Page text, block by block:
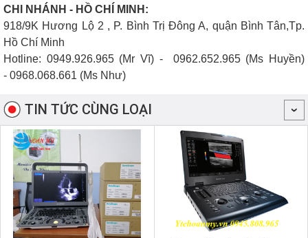
CHI NHÁNH - HỒ CHÍ MINH:
918/9K Hương Lộ 2 , P. Bình Trị Đông A, quận Bình Tân,Tp.
Hồ Chí Minh
Hotline: 0949.926.965 (Mr Vĩ) - 0962.652.965 (Ms Huyền)
- 0968.068.661 (Ms Như)
TIN TỨC CÙNG LOẠI